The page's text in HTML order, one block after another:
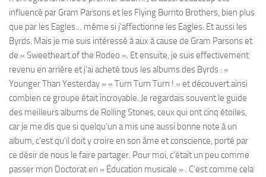
influencé par Gram Parsons et les Flying Burrito Brothers, bien plus
que par les Eagles… même si j’affectionne les Eagles. Et aussi les
Byrds. Mais je me suis intéressé à aux à cause de Gram Parsons et
de « Sweetheart of the Rodeo ». Et ensuite, je suis effectivement
revenu en arrière et j’ai acheté tous les albums des Byrds : «
Younger Than Yesterday » « Turn Turn Turn ! » et découvert ainsi
combien ce groupe était incroyable. Je regardais souvent le guide
des meilleurs albums de Rolling Stones, ceux qui ont cinq étoiles,
car je me dis que si quelqu’un a mis une aussi bonne note à un
album, c’est qu’il doit y croire en son âme et conscience, porté par
ce désir de nous le faire partager. Pour moi, c’était un peu comme
passer mon Doctorat en « Éducation musicale » . C’est comme cela